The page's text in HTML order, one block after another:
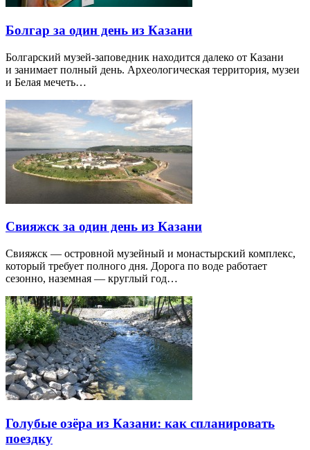
Болгар за один день из Казани
Болгарский музей-заповедник находится далеко от Казани
и занимает полный день. Археологическая территория, музеи
и Белая мечеть…
Свияжск за один день из Казани
Свияжск — островной музейный и монастырский комплекс,
который требует полного дня. Дорога по воде работает
сезонно, наземная — круглый год…
Голубые озёра из Казани: как спланировать
поездку